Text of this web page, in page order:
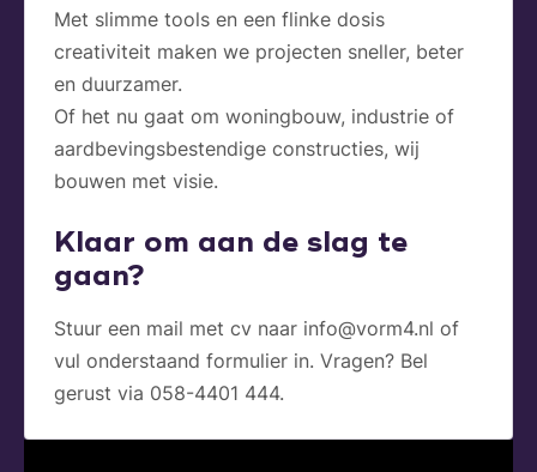
Met slimme tools en een flinke dosis
creativiteit maken we projecten sneller, beter
en duurzamer.
Of het nu gaat om woningbouw, industrie of
aardbevingsbestendige constructies, wij
bouwen met visie.
Klaar om aan de slag te
gaan?
Stuur een mail met cv naar info@vorm4.nl of
vul onderstaand formulier in. Vragen? Bel
gerust via 058-4401 444.